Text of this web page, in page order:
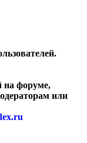
на форуме,
или